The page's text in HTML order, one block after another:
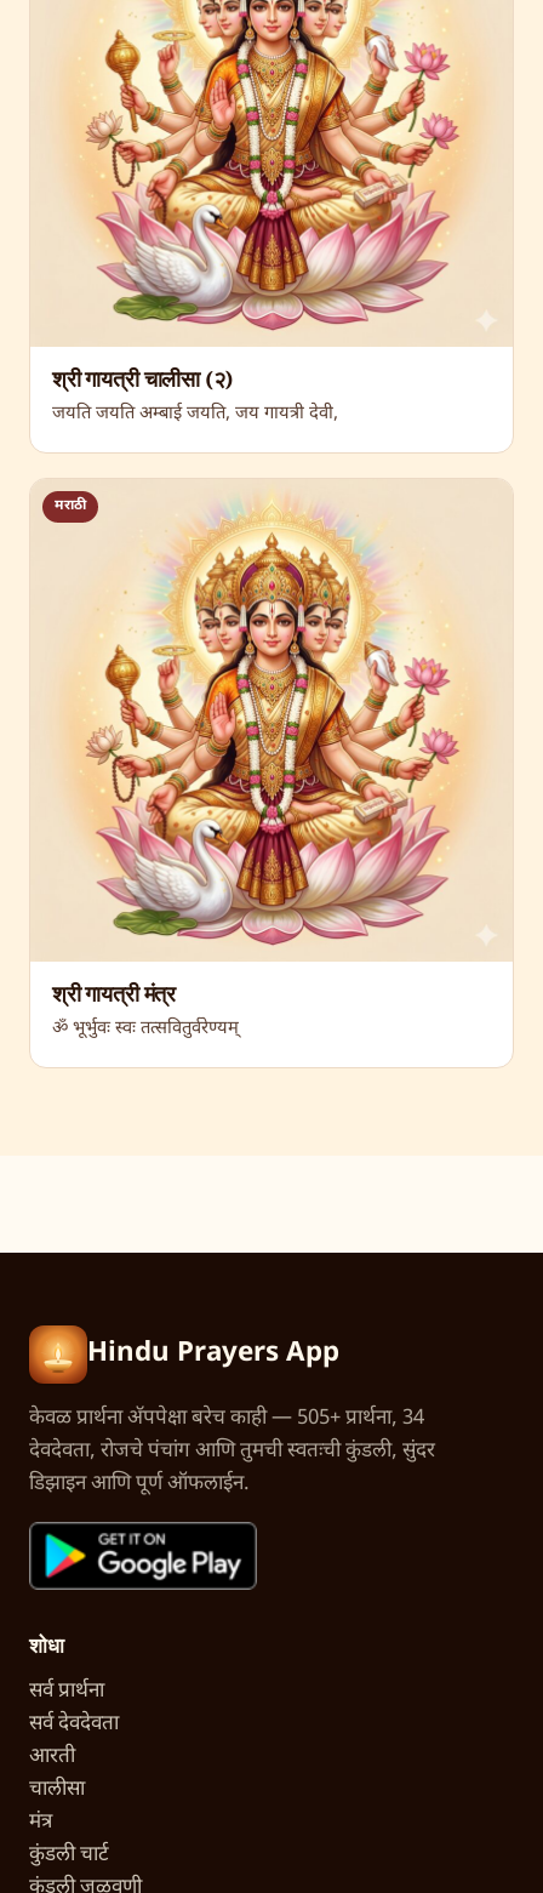
श्री गायत्री चालीसा (२)
जयति जयति अम्बाई जयति, जय गायत्री देवी,
मराठी
श्री गायत्री मंत्र
ॐ भूर्भुवः स्वः तत्सवितुर्वरेण्यम्
Hindu Prayers App
केवळ प्रार्थना अ‍ॅपपेक्षा बरेच काही — 505+ प्रार्थना, 34
देवदेवता, रोजचे पंचांग आणि तुमची स्वतःची कुंडली, सुंदर
डिझाइन आणि पूर्ण ऑफलाईन.
शोधा
सर्व प्रार्थना
सर्व देवदेवता
आरती
चालीसा
मंत्र
कुंडली चार्ट
कुंडली जुळवणी